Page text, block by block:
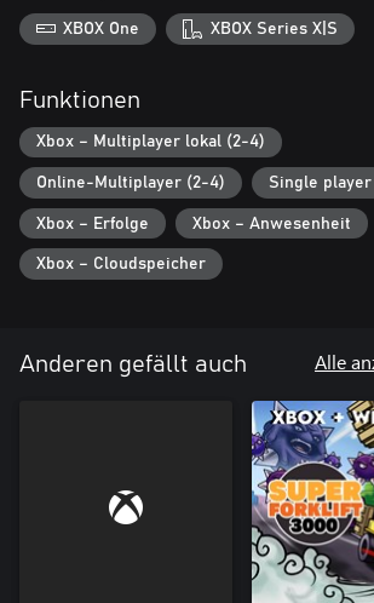
XBOX One XBOX Series X|S
Funktionen
Xbox – Multiplayer lokal (2-4)
Online-Multiplayer (2-4) Single player
Xbox – Erfolge Xbox – Anwesenheit
Xbox – Cloudspeicher
Anderen gefällt auch Alle